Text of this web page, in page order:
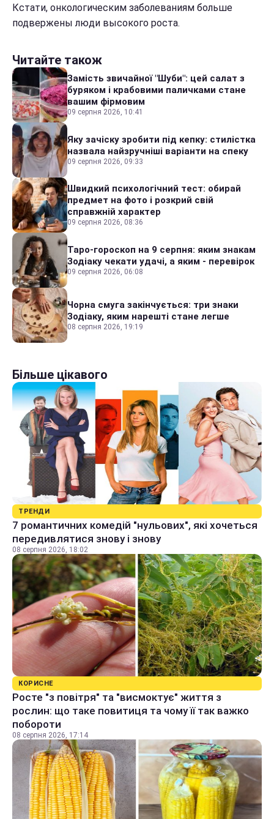
Кстати, онкологическим заболеваниям больше
подвержены люди высокого роста.
Читайте також
Замість звичайної "Шуби": цей салат з
буряком і крабовими паличками стане
вашим фірмовим
09 серпня 2026, 10:41
Яку зачіску зробити під кепку: стилістка
назвала найзручніші варіанти на спеку
09 серпня 2026, 09:33
Швидкий психологічний тест: обирай
предмет на фото і розкрий свій
справжній характер
09 серпня 2026, 08:36
Таро-гороскоп на 9 серпня: яким знакам
Зодіаку чекати удачі, а яким - перевірок
09 серпня 2026, 06:08
Чорна смуга закінчується: три знаки
Зодіаку, яким нарешті стане легше
08 серпня 2026, 19:19
Більше цікавого
ТРЕНДИ
7 романтичних комедій "нульових", які хочеться
передивлятися знову і знову
08 серпня 2026, 18:02
КОРИСНЕ
Росте "з повітря" та "висмоктує" життя з
рослин: що таке повитиця та чому її так важко
побороти
08 серпня 2026, 17:14